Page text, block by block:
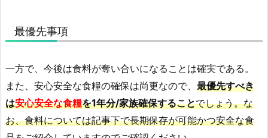
最優先事項
一方で、今後は食料が奪い合いになることは確実である。
また、安心安全な食糧の確保は尚更なので、 最優先すべき
は安心安全な食糧を1年分/家族確保することでしょう。な
お、食料については記事下で長期保存が可能かつ安全な食